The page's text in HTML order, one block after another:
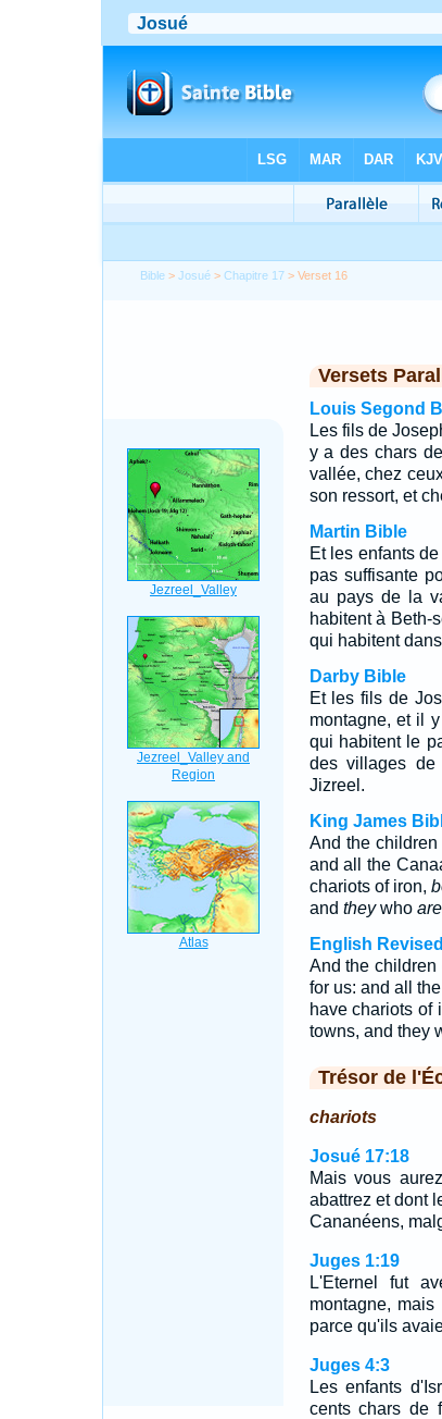
Bible >Josué >Chapitre 17 > Verset 16
Versets
Louis Segond
Les fils de
y a des chars
vallée, chez
son ressort, et
Martin Bible
Et les enfants
pas suffisante
au pays de la
habitent à Beth-
qui habitent
Darby Bible
Et les fils de
montagne, et il
qui habitent le
des villages
Jizreel.
King James
And the
and all the
chariots of iron,
and theywho are
English
And the
for us: and all
have chariots of
towns, and they
Trésor de
chariots
Josué 17:18
Mais vous
abattrez et dont
Cananéens,
Juges 1:19
L'Eternel fut
montagne,
parce qu'ils
Juges 4:3
Les enfants
cents chars de